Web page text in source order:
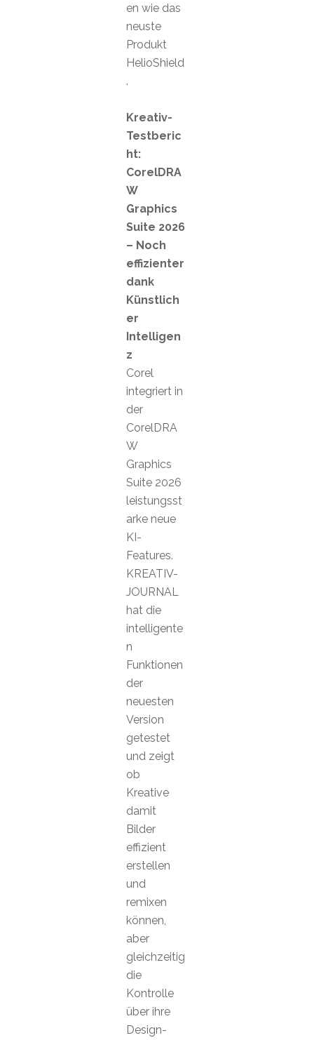
en wie das
neuste
Produkt
HelioShield
.
Kreativ-
Testberic
ht:
CorelDRA
W
Graphics
Suite 2026
– Noch
effizienter
dank
Künstlich
er
Intelligen
z
Corel
integriert in
der
CorelDRA
W
Graphics
Suite 2026
leistungsst
arke neue
KI-
Features.
KREATIV-
JOURNAL
hat die
intelligente
n
Funktionen
der
neuesten
Version
getestet
und zeigt
ob
Kreative
damit
Bilder
effizient
erstellen
und
remixen
können,
aber
gleichzeitig
die
Kontrolle
über ihre
Design-